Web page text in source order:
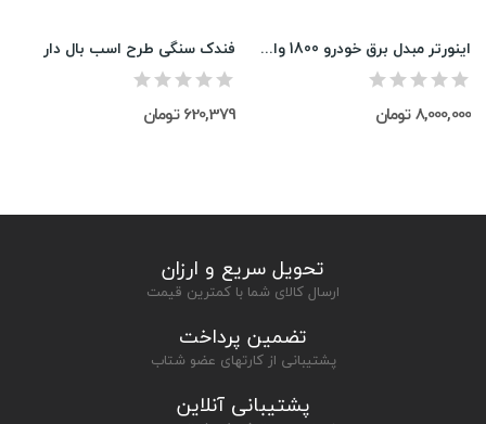
فندک سنگی طرح اسب بال دار
620,379 تومان
اینورتر مبدل برق خودرو 1800 وات TBE
8,000,000 تومان
تحویل سریع و ارزان
ارسال کالای شما با کمترین قیمت
تضمین پرداخت
پشتیبانی از کارتهای عضو شتاب
پشتیبانی آنلاین